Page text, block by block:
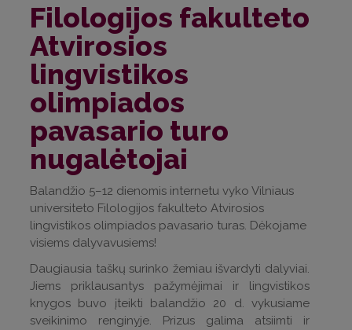
Filologijos fakulteto
Atvirosios
lingvistikos
olimpiados
pavasario turo
nugalėtojai
Balandžio 5–12 dienomis internetu vyko Vilniaus
universiteto Filologijos fakulteto Atvirosios
lingvistikos olimpiados pavasario turas. Dėkojame
visiems dalyvavusiems!
Daugiausia taškų surinko žemiau išvardyti dalyviai.
Jiems priklausantys pažymėjimai ir lingvistikos
knygos buvo įteikti balandžio 20 d. vykusiame
sveikinimo renginyje. Prizus galima atsiimti ir